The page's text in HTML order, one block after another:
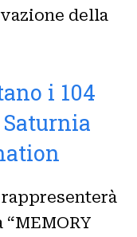
della
i 104